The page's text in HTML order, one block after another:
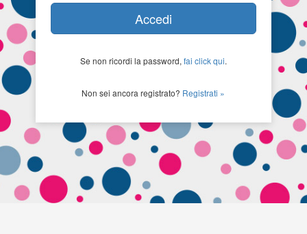
Accedi
Se non ricordi la password, fai click qui.
Non sei ancora registrato? Registrati »